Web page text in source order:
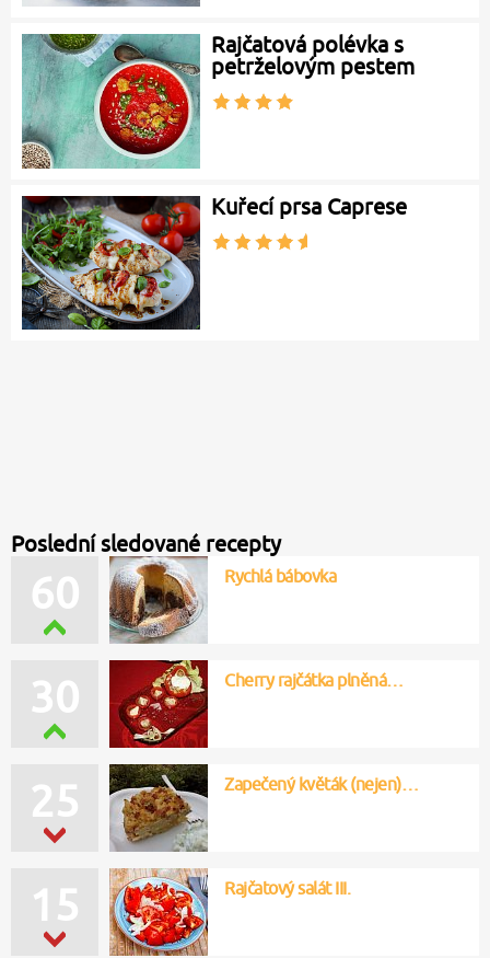
Rajčatová polévka s
petrželovým pestem
Kuřecí prsa Caprese
Poslední sledované recepty
60 Rychlá bábovka
30 Cherry rajčátka plněná…
25 Zapečený květák (nejen)…
15 Rajčatový salát III.